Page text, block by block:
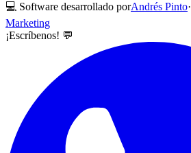
💻 Software desarrollado porAndrés Pinto·
Marketing
¡Escríbenos! 💬